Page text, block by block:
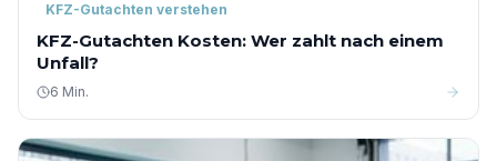
KFZ-Gutachten verstehen
KFZ-Gutachten Kosten: Wer zahlt nach einem
Unfall?
6 Min.